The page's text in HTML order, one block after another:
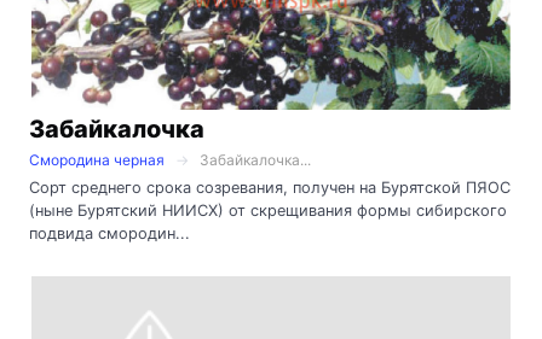
Забайкалочка
Смородина черная
Забайкалочка...
Сорт среднего срока созревания, получен на Бурятской ПЯОС
(ныне Бурятский НИИСХ) от скрещивания формы сибирского
подвида смородин...